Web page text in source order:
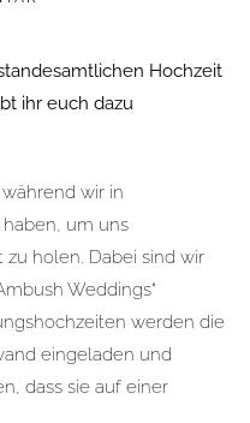
Hochzeit
ihr euch dazu
wir in
um uns
holen. Dabei sind wir
Weddings“
werden die
eingeladen und
dass sie auf einer